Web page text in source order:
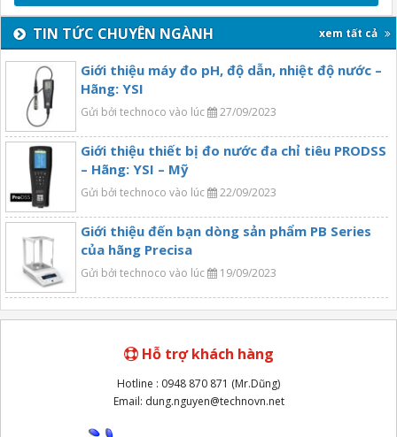
TIN TỨC CHUYÊN NGÀNH xem tất cả
Giới thiệu máy đo pH, độ dẫn, nhiệt độ nước –
Hãng: YSI
Gửi bởi technoco vào lúc 27/09/2023
Giới thiệu thiết bị đo nước đa chỉ tiêu PRODSS
– Hãng: YSI – Mỹ
Gửi bởi technoco vào lúc 22/09/2023
Giới thiệu đến bạn dòng sản phẩm PB Series
của hãng Precisa
Gửi bởi technoco vào lúc 19/09/2023
Hỗ trợ khách hàng
Hotline : 0948 870 871 (Mr.Dũng)
Email: dung.nguyen@technovn.net